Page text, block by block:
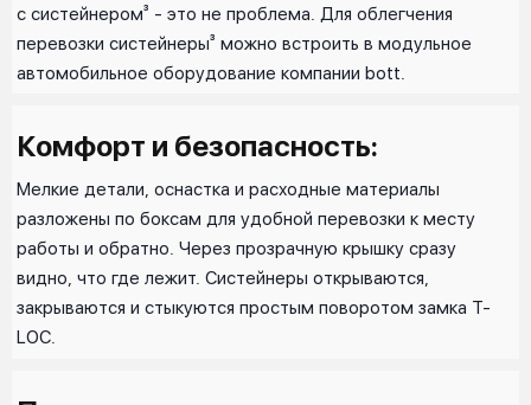
с систейнером³ - это не проблема. Для облегчения
перевозки систейнеры³ можно встроить в модульное
автомобильное оборудование компании bott.
Комфорт и безопасность:
Мелкие детали, оснастка и расходные материалы
разложены по боксам для удобной перевозки к месту
работы и обратно. Через прозрачную крышку сразу
видно, что где лежит. Систейнеры открываются,
закрываются и стыкуются простым поворотом замка T-
LOC.